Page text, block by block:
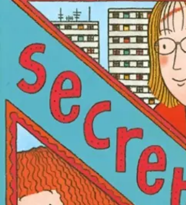
Stars du Basket
PerformancesNouveaux TalentsCulture et
Joueurs et Performances
Stars du Basket